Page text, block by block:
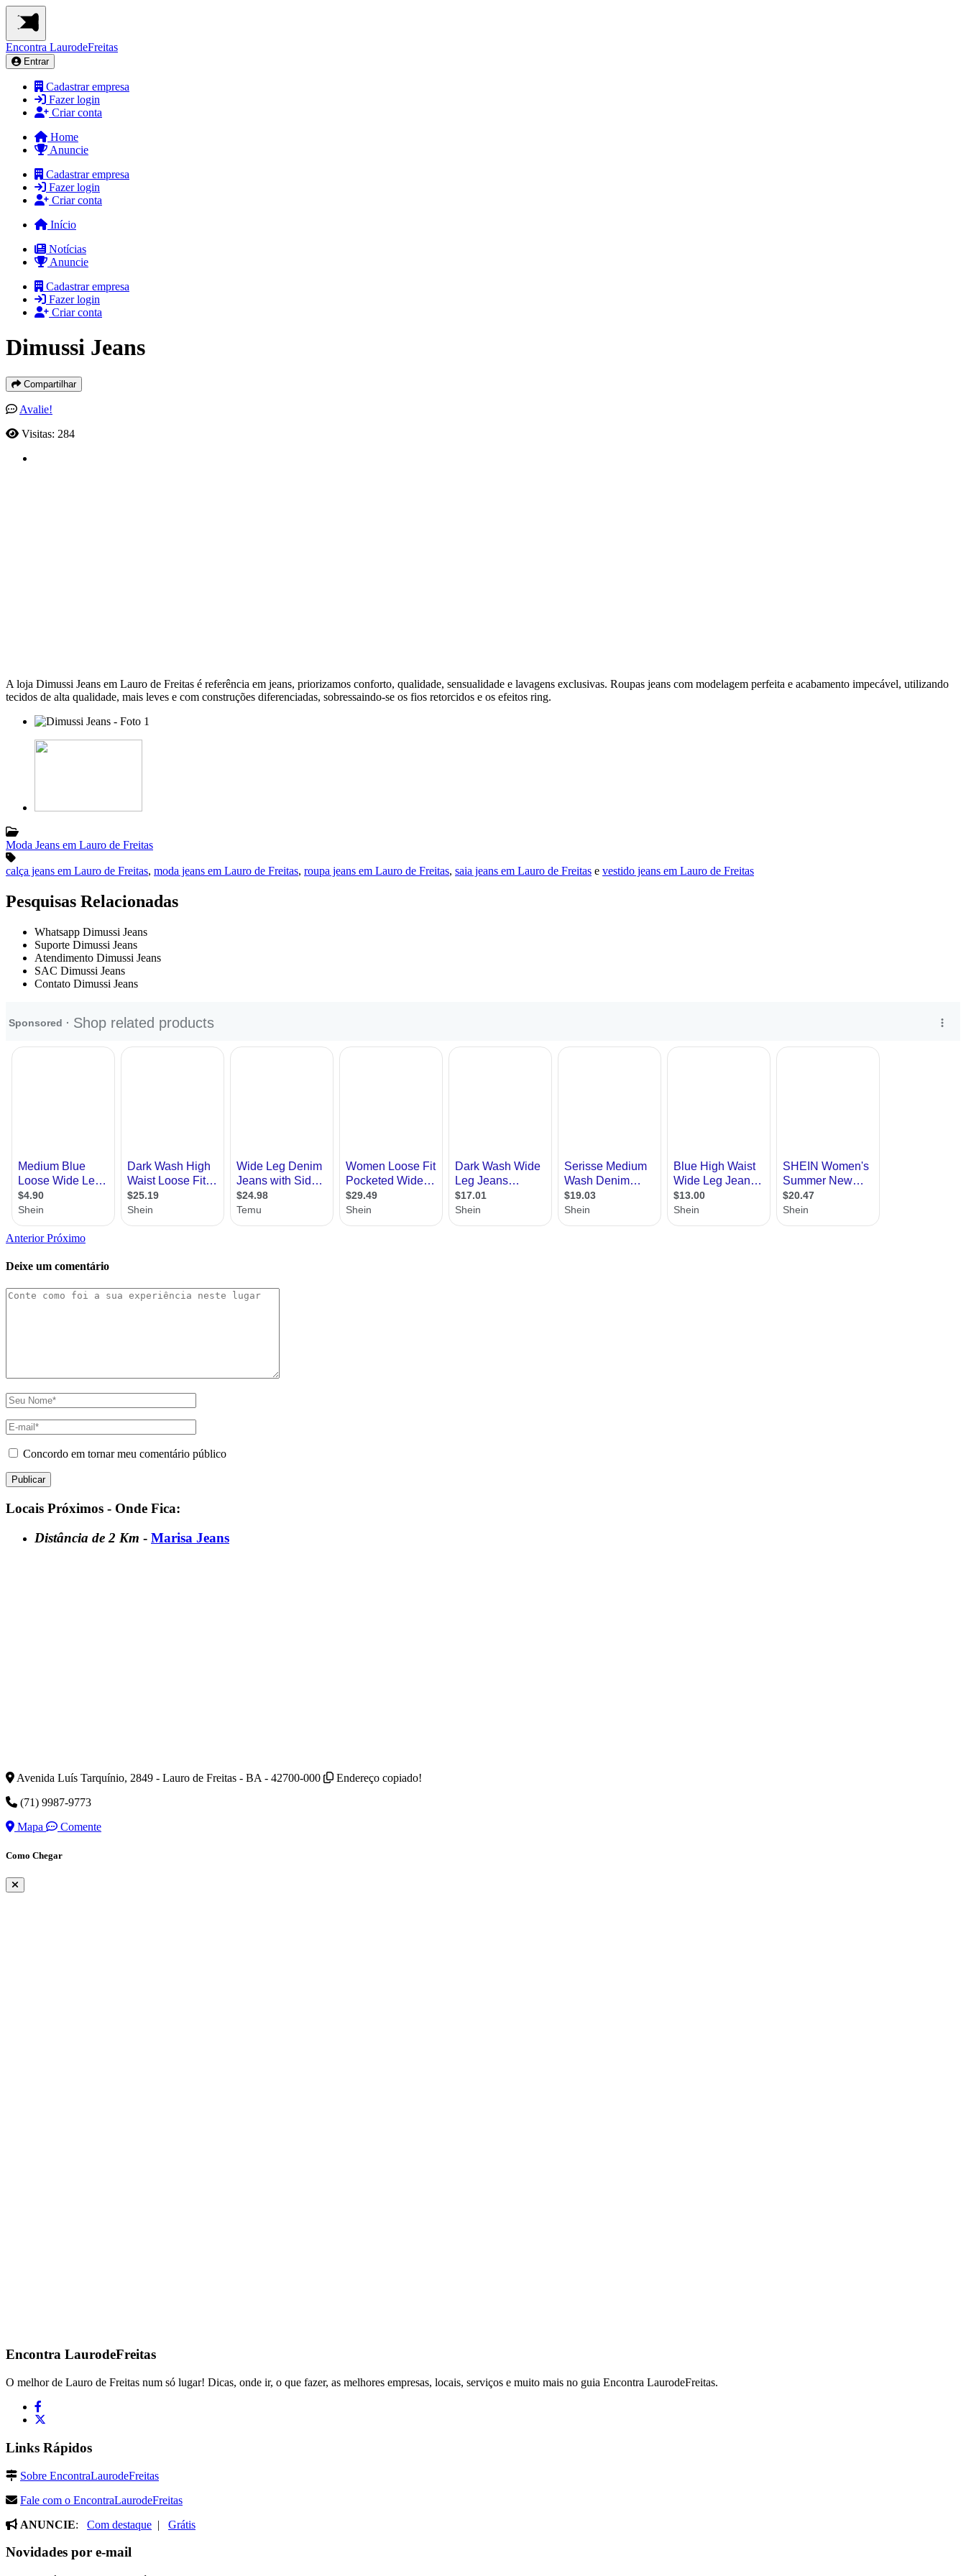
Encontra LaurodeFreitas
Entrar
Cadastrar empresa
Fazer login
Criar conta
Home
Anuncie
Cadastrar empresa
Fazer login
Criar conta
Início
Notícias
Anuncie
Cadastrar empresa
Fazer login
Criar conta
Dimussi Jeans
Compartilhar
Avalie!
Visitas: 284
A loja Dimussi Jeans em Lauro de Freitas é referência em jeans, priorizamos conforto, qualidade, sensualidade e lavagens exclusivas. Roupas jeans com modelagem perfeita e acabamento impecável, utilizando
tecidos de alta qualidade, mais leves e com construções diferenciadas, sobressaindo-se os fios retorcidos e os efeitos ring.
Moda Jeans em Lauro de Freitas
calça jeans em Lauro de Freitas, moda jeans em Lauro de Freitas, roupa jeans em Lauro de Freitas, saia jeans em Lauro de Freitas e vestido jeans em Lauro de Freitas
Pesquisas Relacionadas
Whatsapp Dimussi Jeans
Suporte Dimussi Jeans
Atendimento Dimussi Jeans
SAC Dimussi Jeans
Contato Dimussi Jeans
AnteriorPróximo
Deixe um comentário
Concordo em tornar meu comentário público
Locais Próximos - Onde Fica:
Distância de 2 Km - Marisa Jeans
Avenida Luís Tarquínio, 2849 - Lauro de Freitas - BA - 42700-000
Endereço copiado!
(71) 9987-9773
Mapa
Comente
Como Chegar
Encontra LaurodeFreitas
O melhor de Lauro de Freitas num só lugar! Dicas, onde ir, o que fazer, as melhores empresas, locais, serviços e muito mais no guia Encontra LaurodeFreitas.
Links Rápidos
Sobre EncontraLaurodeFreitas
Fale com o EncontraLaurodeFreitas
ANUNCIE: Com destaque | Grátis
Novidades por e-mail